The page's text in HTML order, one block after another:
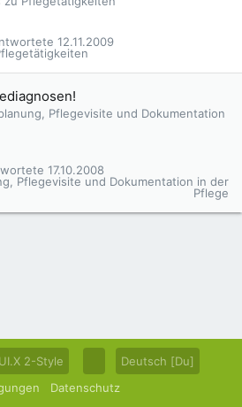
12.11.2009
Pflegevisite und Dokumentation
Pflegevisite und Dokumentation in der
Pflege
17.10.2008
2-Style
Deutsch [Du]
Datenschutz